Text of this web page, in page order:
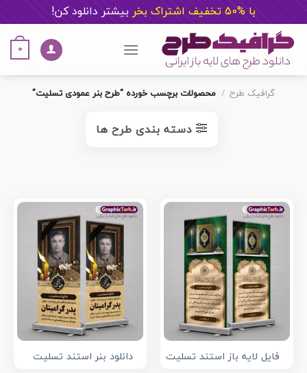
با %50 تخفیف اشتراک بخر بیشتر دانلود کن!
content
0
گرافیک طرح / محصولات برچسب خورده “طرح بنر عمودی تسلیت”
دسته بندی طرح ها
فایل لایه باز استند تسلیت دانلود بنر استند تسلیت